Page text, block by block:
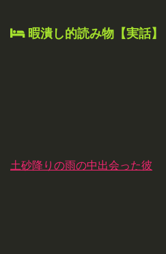
暇潰し的読み物【実話】
土砂降りの雨の中出会った彼